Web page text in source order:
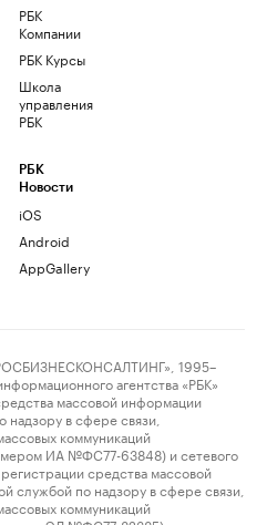
РБК
Компании
РБК Курсы
Школа
управления
РБК
РБК
Новости
iOS
Android
AppGallery
1995–
агентства «РБК»
массовой информации
в сфере связи,
коммуникаций
ИА №ФС77-63848) и сетевого
средства массовой
службой по надзору в сфере связи,
коммуникаций